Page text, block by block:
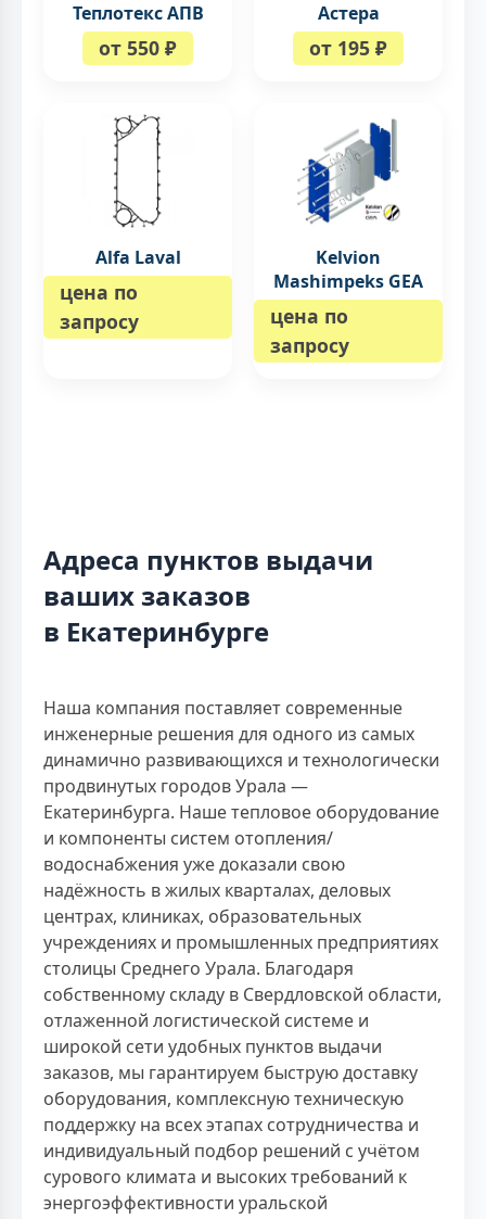
Теплотекс АПВ
от 550 ₽
Астера
от 195 ₽
Alfa Laval
цена по
запросу
Kelvion
Mashimpeks GEA
цена по
запросу
Адреса пунктов выдачи
ваших заказов
в Екатеринбурге
Наша компания поставляет современные
инженерные решения для одного из самых
динамично развивающихся и технологически
продвинутых городов Урала —
Екатеринбурга. Наше тепловое оборудование
и компоненты систем отопления/
водоснабжения уже доказали свою
надёжность в жилых кварталах, деловых
центрах, клиниках, образовательных
учреждениях и промышленных предприятиях
столицы Среднего Урала. Благодаря
собственному складу в Свердловской области,
отлаженной логистической системе и
широкой сети удобных пунктов выдачи
заказов, мы гарантируем быструю доставку
оборудования, комплексную техническую
поддержку на всех этапах сотрудничества и
индивидуальный подбор решений с учётом
сурового климата и высоких требований к
энергоэффективности уральской